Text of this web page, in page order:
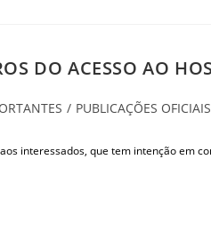
DO ACESSO AO
/ PUBLICAÇÕES OFICIAIS
interessados, que tem intenção em